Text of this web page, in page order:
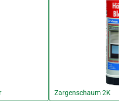
Zargenschaum 2K